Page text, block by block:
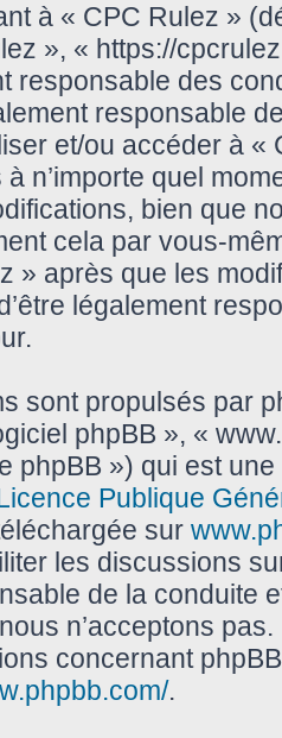
à « CPC Rulez »
», « https://
responsable des
responsable
et/ou accéder à
à n’importe quel
bien que
cela par vous-
» après que les
légalement
sont propulsés par
phpBB », «
phpBB ») qui est
Publique
sur
les discussions
de la conduite
n’acceptons
concernant
.